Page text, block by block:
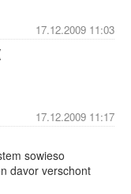
17.12.2009 11:03
17.12.2009 11:17
sowieso
davor verschont